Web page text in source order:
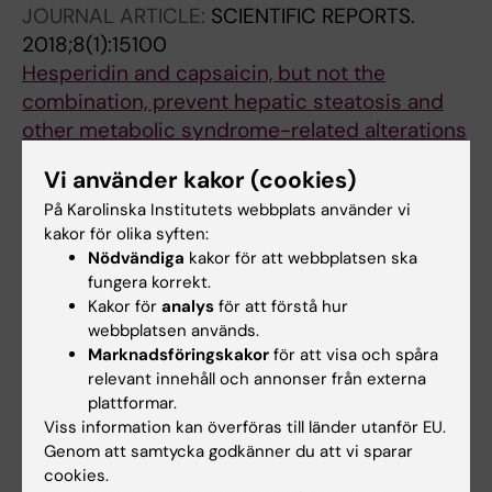
JOURNAL ARTICLE: SCIENTIFIC REPORTS.
2018;8(1):15100
Hesperidin and capsaicin, but not the
combination, prevent hepatic steatosis and
other metabolic syndrome-related alterations
Mosqueda-Solís A; Sánchez J; Reynés B; Palou
M; Portillo MP; Palou A; Picó C
Alla författare
JOURNAL ARTICLE:JOURNAL OF
AGRICULTURAL AND FOOD CHEMISTRY.
2018;66(37):9679-9689
Combination of Capsaicin and Hesperidin
Reduces the Effectiveness of Each
Compound To Decrease the Adipocyte Size
and To Induce Browning Features in Adipose
Tissue of Western Diet Fed Rats.
Vi använder kakor (cookies)
På Karolinska Institutets webbplats använder vi
kakor för olika syften:
Nödvändiga kakor för att webbplatsen ska
fungera korrekt.
Kakor för analys för att förstå hur
webbplatsen används.
Marknadsföringskakor för att visa och spåra
relevant innehåll och annonser från externa
plattformar.
Viss information kan överföras till länder utanför EU.
Genom att samtycka godkänner du att vi sparar
cookies.